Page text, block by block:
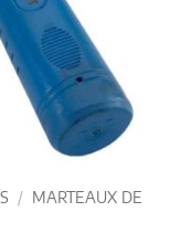
/ MARTEAUX DE